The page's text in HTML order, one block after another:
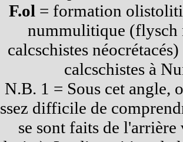
F.ol = formation
nummulitique (flysch
calcschistes
calcschistes à
N.B. 1 = Sous cet angle,
difficile de
se sont faits de